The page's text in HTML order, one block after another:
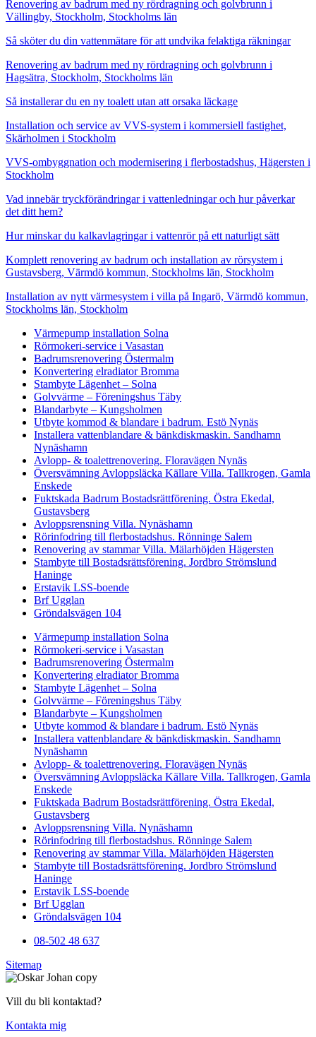
Renovering av badrum med ny rördragning och golvbrunn i
Vällingby, Stockholm, Stockholms län
Så sköter du din vattenmätare för att undvika felaktiga räkningar
Renovering av badrum med ny rördragning och golvbrunn i
Hagsätra, Stockholm, Stockholms län
Så installerar du en ny toalett utan att orsaka läckage
Installation och service av VVS-system i kommersiell fastighet,
Skärholmen i Stockholm
VVS-ombyggnation och modernisering i flerbostadshus, Hägersten i
Stockholm
Vad innebär tryckförändringar i vattenledningar och hur påverkar
det ditt hem?
Hur minskar du kalkavlagringar i vattenrör på ett naturligt sätt
Komplett renovering av badrum och installation av rörsystem i
Gustavsberg, Värmdö kommun, Stockholms län, Stockholm
Installation av nytt värmesystem i villa på Ingarö, Värmdö kommun,
Stockholms län, Stockholm
Värmepump installation Solna
Rörmokeri-service i Vasastan
Badrumsrenovering Östermalm
Konvertering elradiator Bromma
Stambyte Lägenhet – Solna
Golvvärme – Föreningshus Täby
Blandarbyte – Kungsholmen
Utbyte kommod & blandare i badrum. Estö Nynäs
Installera vattenblandare & bänkdiskmaskin. Sandhamn
Nynäshamn
Avlopp- & toalettrenovering. Floravägen Nynäs
Översvämning Avloppsläcka Källare Villa. Tallkrogen, Gamla
Enskede
Fuktskada Badrum Bostadsrättförening. Östra Ekedal,
Gustavsberg
Avloppsrensning Villa. Nynäshamn
Rörinfodring till flerbostadshus. Rönninge Salem
Renovering av stammar Villa. Mälarhöjden Hägersten
Stambyte till Bostadsrättsförening. Jordbro Strömslund
Haninge
Erstavik LSS-boende
Brf Ugglan
Gröndalsvägen 104
Värmepump installation Solna
Rörmokeri-service i Vasastan
Badrumsrenovering Östermalm
Konvertering elradiator Bromma
Stambyte Lägenhet – Solna
Golvvärme – Föreningshus Täby
Blandarbyte – Kungsholmen
Utbyte kommod & blandare i badrum. Estö Nynäs
Installera vattenblandare & bänkdiskmaskin. Sandhamn
Nynäshamn
Avlopp- & toalettrenovering. Floravägen Nynäs
Översvämning Avloppsläcka Källare Villa. Tallkrogen, Gamla
Enskede
Fuktskada Badrum Bostadsrättförening. Östra Ekedal,
Gustavsberg
Avloppsrensning Villa. Nynäshamn
Rörinfodring till flerbostadshus. Rönninge Salem
Renovering av stammar Villa. Mälarhöjden Hägersten
Stambyte till Bostadsrättsförening. Jordbro Strömslund
Haninge
Erstavik LSS-boende
Brf Ugglan
Gröndalsvägen 104
08-502 48 637
Sitemap
Vill du bli kontaktad?
Kontakta mig